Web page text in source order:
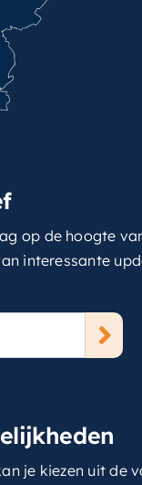
op de hoogte
interessante
je kiezen uit de